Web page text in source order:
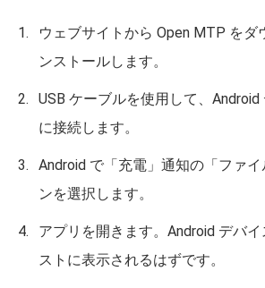
ウェブサイトから Open MTP をダ
ンストールします。
USB ケーブルを使用して、
に接続します。
Android で「充電」通知の「ファ
ンを選択します。
アプリを開きます。Android デバ
ストに表示されるはずです。